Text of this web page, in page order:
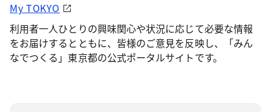
My TOKYO
利用者一人ひとりの興味関心や状況に応じて必要な情報
をお届けするとともに、皆様のご意見を反映し、「みん
なでつくる」東京都の公式ポータルサイトです。